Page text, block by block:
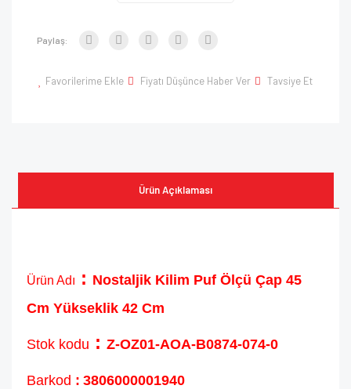
Paylaş:
Favorilerime Ekle Fiyatı Düşünce Haber Ver Tavsiye Et
Ürün Açıklaması
Ürün Adı : Nostaljik Kilim Puf Ölçü Çap 45
Cm Yükseklik 42 Cm
Stok kodu : Z-OZ01-AOA-B0874-074-0
Barkod : 3806000001940